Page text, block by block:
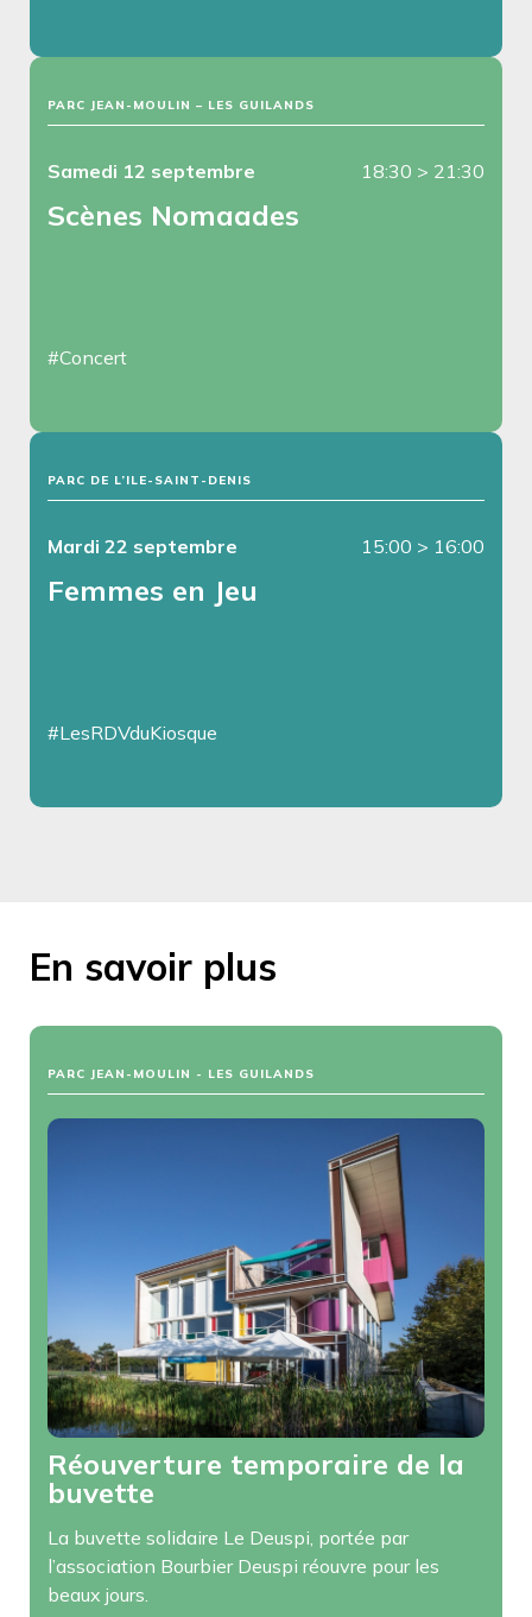
PARC JEAN-MOULIN – LES GUILANDS
Samedi 12 septembre 18:30 > 21:30
Scènes Nomaades
#Concert
PARC DE L’ILE-SAINT-DENIS
Mardi 22 septembre 15:00 > 16:00
Femmes en Jeu
#LesRDVduKiosque
En savoir plus
PARC JEAN-MOULIN - LES GUILANDS
Réouverture temporaire de la
buvette
La buvette solidaire Le Deuspi, portée par
l’association Bourbier Deuspi réouvre pour les
beaux jours.